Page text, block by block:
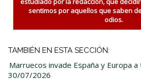
sentimos por aquellos que saben
odios.
TAMBIÉN EN ESTA SECCIÓN:
Marruecos invade España y Europa
30/07/2026